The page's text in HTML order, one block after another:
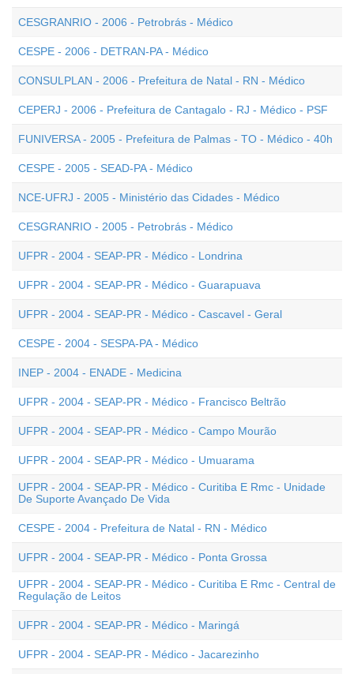
CESGRANRIO - 2006 - Petrobrás - Médico
CESPE - 2006 - DETRAN-PA - Médico
CONSULPLAN - 2006 - Prefeitura de Natal - RN - Médico
CEPERJ - 2006 - Prefeitura de Cantagalo - RJ - Médico - PSF
FUNIVERSA - 2005 - Prefeitura de Palmas - TO - Médico - 40h
CESPE - 2005 - SEAD-PA - Médico
NCE-UFRJ - 2005 - Ministério das Cidades - Médico
CESGRANRIO - 2005 - Petrobrás - Médico
UFPR - 2004 - SEAP-PR - Médico - Londrina
UFPR - 2004 - SEAP-PR - Médico - Guarapuava
UFPR - 2004 - SEAP-PR - Médico - Cascavel - Geral
CESPE - 2004 - SESPA-PA - Médico
INEP - 2004 - ENADE - Medicina
UFPR - 2004 - SEAP-PR - Médico - Francisco Beltrão
UFPR - 2004 - SEAP-PR - Médico - Campo Mourão
UFPR - 2004 - SEAP-PR - Médico - Umuarama
UFPR - 2004 - SEAP-PR - Médico - Curitiba E Rmc - Unidade
De Suporte Avançado De Vida
CESPE - 2004 - Prefeitura de Natal - RN - Médico
UFPR - 2004 - SEAP-PR - Médico - Ponta Grossa
UFPR - 2004 - SEAP-PR - Médico - Curitiba E Rmc - Central de
Regulação de Leitos
UFPR - 2004 - SEAP-PR - Médico - Maringá
UFPR - 2004 - SEAP-PR - Médico - Jacarezinho